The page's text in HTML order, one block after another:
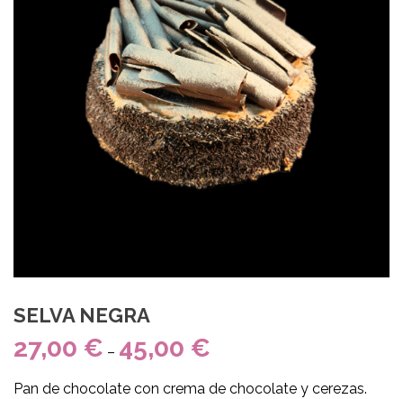
SELVA NEGRA
27,00 € – 45,00 €
Pan de chocolate con crema de chocolate y cerezas.